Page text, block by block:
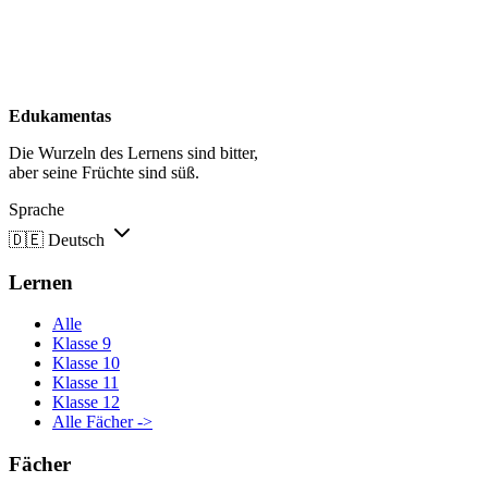
Edukamentas
Die Wurzeln des Lernens sind bitter,
aber seine Früchte sind süß.
Sprache
🇩🇪 Deutsch
Lernen
Alle
Klasse 9
Klasse 10
Klasse 11
Klasse 12
Alle Fächer ->
Fächer